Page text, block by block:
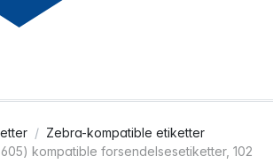
Zebra-kompatible etiketter
kompatible forsendelsesetiketter, 102